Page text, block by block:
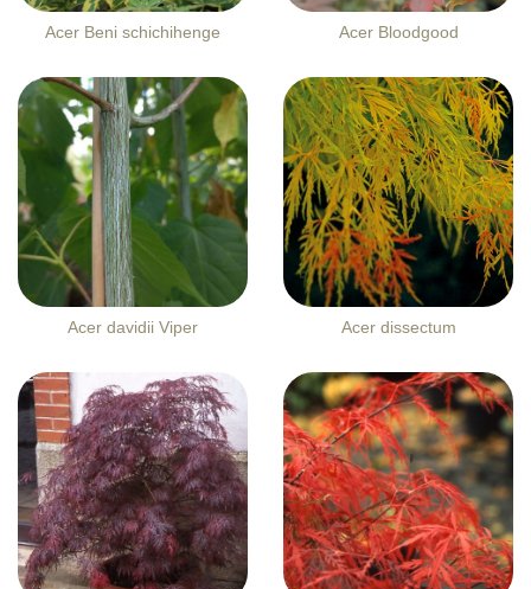
Acer Beni schichihenge Acer Bloodgood
Acer davidii Viper Acer dissectum